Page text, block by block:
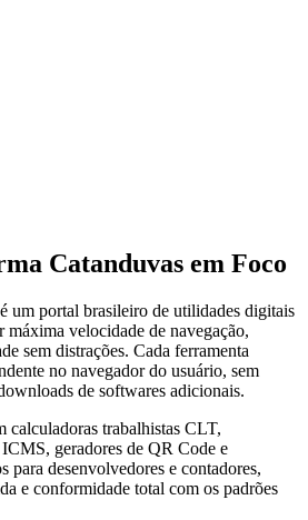
Catanduvas em Foco
é um portal brasileiro de utilidades digitais
velocidade de navegação,
sem distrações. Cada ferramenta
no navegador do usuário, sem
de softwares adicionais.
calculadoras trabalhistas CLT,
geradores de QR Code e
para desenvolvedores e contadores,
e conformidade total com os padrões